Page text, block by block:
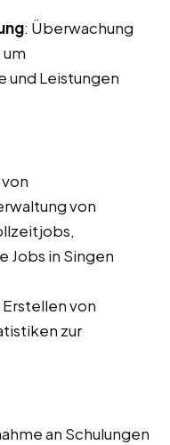
: Überwachung
und Leistungen
von
Jobs in Singen
Erstellen von
zur
an Schulungen